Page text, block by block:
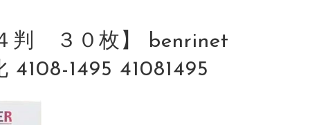
判 ３０枚】 benrinet
1495 41081495